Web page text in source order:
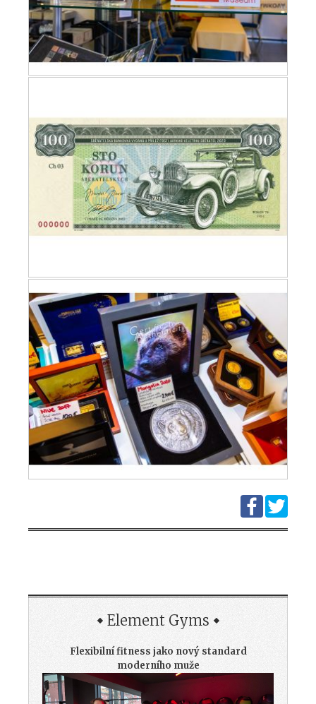
Element Gyms
Flexibilní fitness jako nový standard
moderního muže